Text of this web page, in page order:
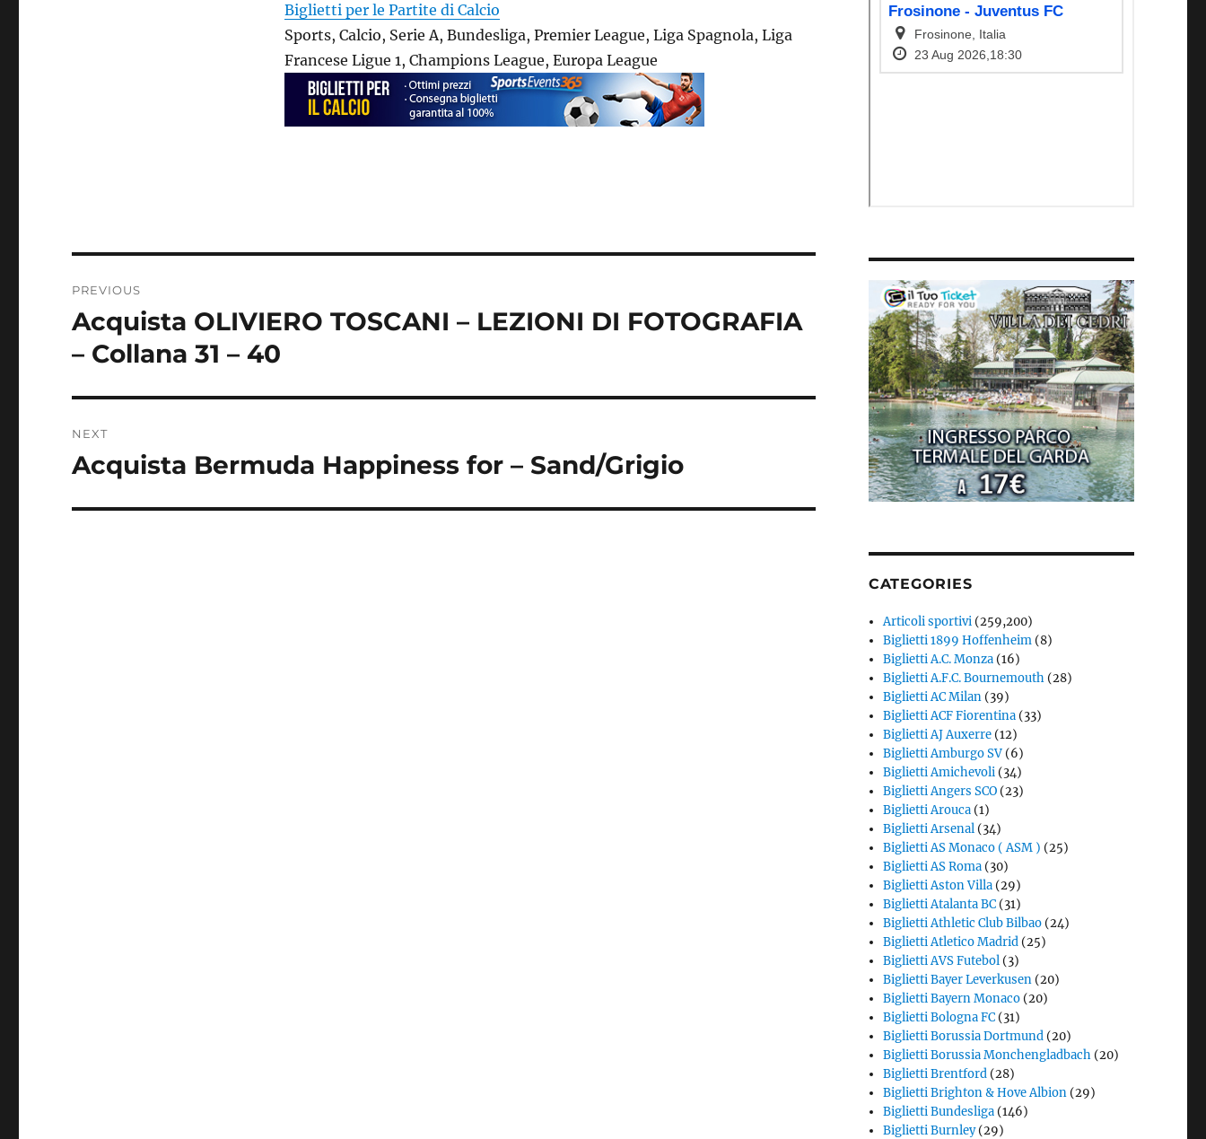
Biglietti per le Partite di Calcio
Sports, Calcio, Serie A, Bundesliga, Premier League, Liga Spagnola, Liga
Francese Ligue 1, Champions League, Europa League
navigation
PREVIOUS
Previous
post:
Acquista OLIVIERO TOSCANI – LEZIONI DI FOTOGRAFIA
– Collana 31 – 40
NEXT
Next
Acquista Bermuda Happiness for – Sand/Grigio
CATEGORIES
Articoli sportivi (259,200)
Biglietti 1899 Hoffenheim (8)
Biglietti A.C. Monza (16)
Biglietti A.F.C. Bournemouth (28)
Biglietti AC Milan (39)
Biglietti ACF Fiorentina (33)
Biglietti AJ Auxerre (12)
Biglietti Amburgo SV (6)
Biglietti Amichevoli (34)
Biglietti Angers SCO (23)
Biglietti Arouca (1)
Biglietti Arsenal (34)
Biglietti AS Monaco ( ASM ) (25)
Biglietti AS Roma (30)
Biglietti Aston Villa (29)
Biglietti Atalanta BC (31)
Biglietti Athletic Club Bilbao (24)
Biglietti Atletico Madrid (25)
Biglietti AVS Futebol (3)
Biglietti Bayer Leverkusen (20)
Biglietti Bayern Monaco (20)
Biglietti Bologna FC (31)
Biglietti Borussia Dortmund (20)
Biglietti Borussia Monchengladbach (20)
Biglietti Brentford (28)
Biglietti Brighton & Hove Albion (29)
Biglietti Bundesliga (146)
Biglietti Burnley(29)